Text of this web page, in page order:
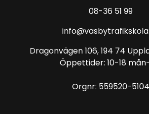
08-36 51 99
Dragonvägen 106, 194 74
Öppettider: 10-18
Orgnr: 559520-5104